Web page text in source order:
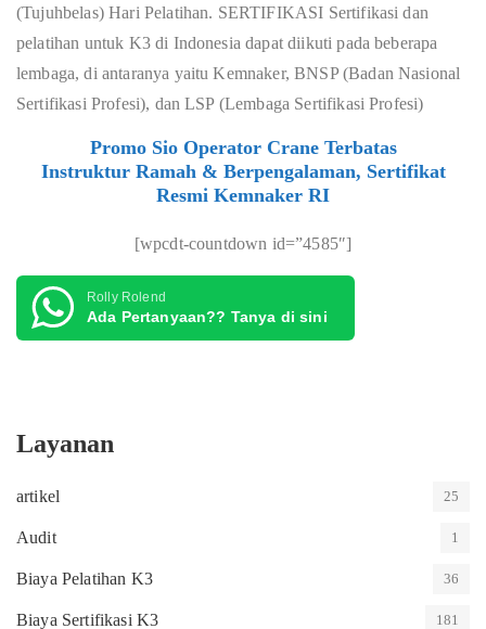
(Tujuhbelas) Hari Pelatihan. SERTIFIKASI Sertifikasi dan
pelatihan untuk K3 di Indonesia dapat diikuti pada beberapa
lembaga, di antaranya yaitu Kemnaker, BNSP (Badan Nasional
Sertifikasi Profesi), dan LSP (Lembaga Sertifikasi Profesi)
Promo Sio Operator Crane Terbatas
Instruktur Ramah & Berpengalaman, Sertifikat
Resmi Kemnaker RI
[wpcdt-countdown id=”4585″]
Rolly Rolend
Ada Pertanyaan?? Tanya di sini
Layanan
artikel 25
Audit 1
Biaya Pelatihan K3 36
Biaya Sertifikasi K3 181